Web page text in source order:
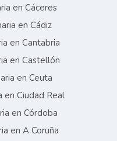
en Cáceres
en Cádiz
en Cantabria
en Castellón
en Ceuta
en Ciudad Real
en Córdoba
en A Coruña